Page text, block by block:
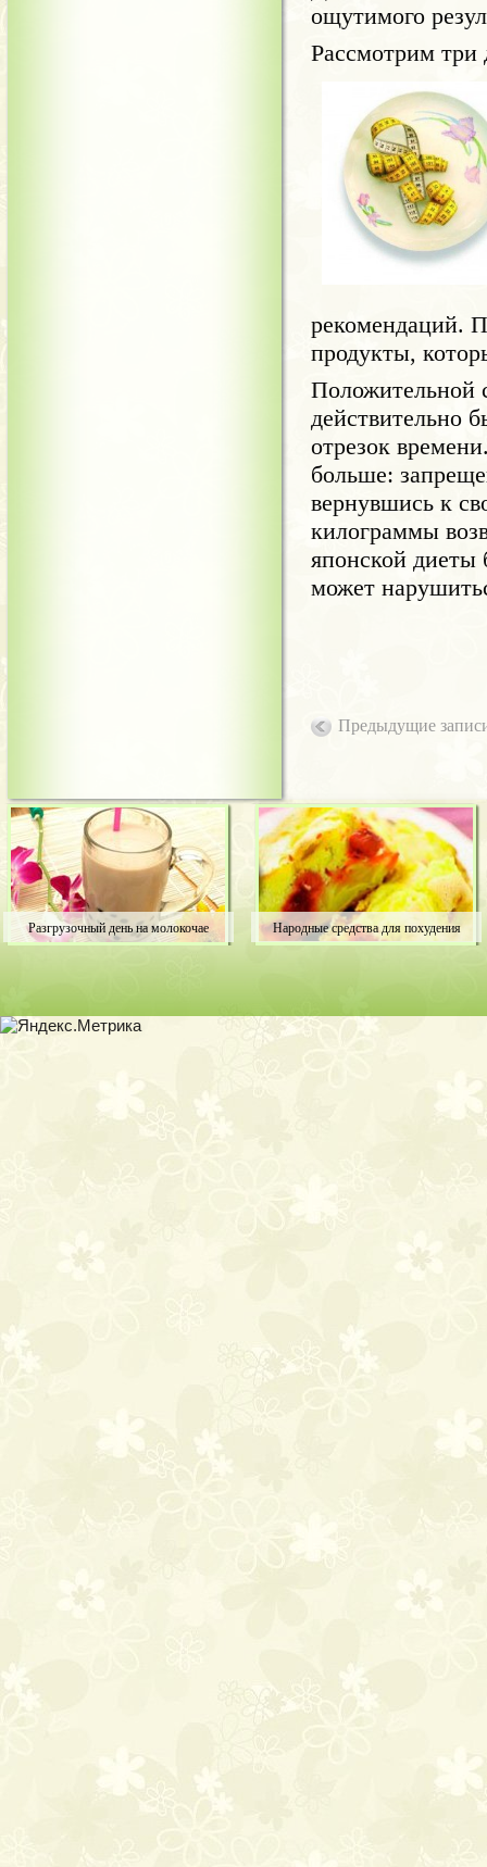
ощутимого
Рассмотрим три
рекомендаций.
продукты,
Положительной
действительно
отрезок
больше:
вернувшись к
килограммы
японской диеты
может
Предыдущие
Разгрузочный день на молокочае Народные средства для похудения